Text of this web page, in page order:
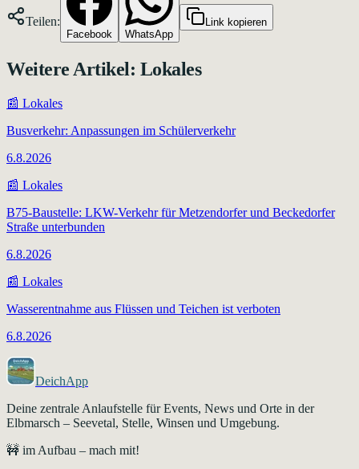
Teilen:
Facebook WhatsApp
Link kopieren
Weitere Artikel: Lokales
📰 Lokales
Busverkehr: Anpassungen im Schülerverkehr
6.8.2026
📰 Lokales
B75-Baustelle: LKW-Verkehr für Metzendorfer und Beckedorfer
Straße unterbunden
6.8.2026
📰 Lokales
Wasserentnahme aus Flüssen und Teichen ist verboten
6.8.2026
DeichApp
Deine zentrale Anlaufstelle für Events, News und Orte in der
Elbmarsch – Seevetal, Stelle, Winsen und Umgebung.
🚧 im Aufbau – mach mit!